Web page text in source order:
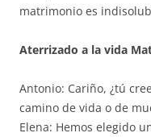
matrimonio es
Aterrizado a la vida
Antonio: Cariño, ¿tú
camino de vida o de
Elena: Hemos elegido